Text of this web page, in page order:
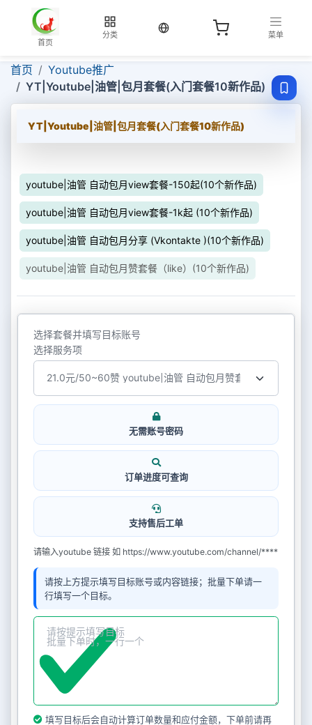
首页
分类
当前语言：中文
菜单
首页
Youtube推广
YT|Youtube|油管|包月套餐(入门套餐10新作品)
YT|Youtube|油管|包月套餐(入门套餐10新作品)
youtube|油管 自动包月view套餐-150起(10个新作品)
youtube|油管 自动包月view套餐-1k起 (10个新作品)
youtube|油管 自动包月分享 (Vkontakte )(10个新作品)
youtube|油管 自动包月赞套餐（like）(10个新作品)
选择套餐并填写目标账号
选择服务项
无需账号密码
订单进度可查询
支持售后工单
请输入youtube 链接 如 https://www.youtube.com/channel/****
请按上方提示填写目标账号或内容链接；批量下单请一
行填写一个目标。
填写目标后会自动计算订单数量和应付金额，下单前请再